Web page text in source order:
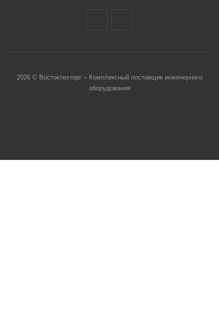
2026 © Востоктехторг – Комплексный поставщик инженерного
оборудования